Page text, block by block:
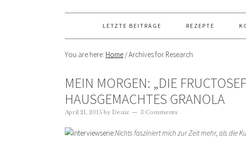
LETZTE BEITRÄGE REZEPTE
You are here: Home /Archives for Research
MEIN MORGEN: „DIE
HAUSGEMACHTES GRANOLA
April 21, 2015 by Deniz 3 Comments
Nichts fasziniert mich zur Zeit mehr, als die